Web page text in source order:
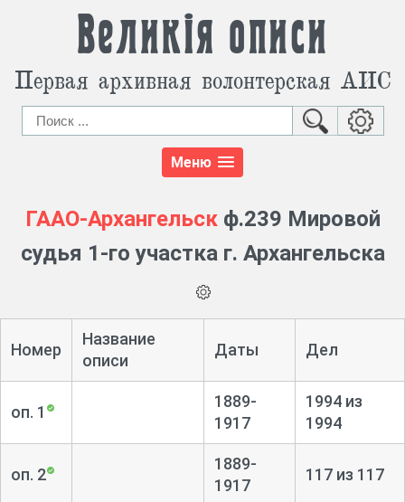
Великія описи
Первая архивная волонтерская АИС
Меню
ГААО-Архангельскф.239 Мировой
судья 1-го участка г. Архангельска
Номер
Название
описи
Даты Дел
оп. 1
1889-
1917
1994 из
1994
оп. 2
1889-
1917
117 из 117